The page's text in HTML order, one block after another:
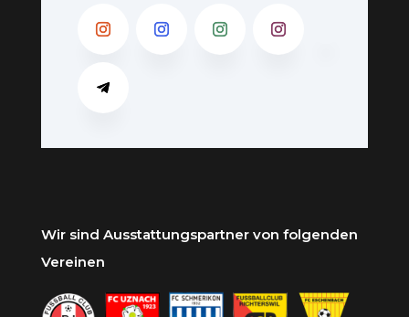
Wir sind Ausstattungspartner von folgenden
Vereinen